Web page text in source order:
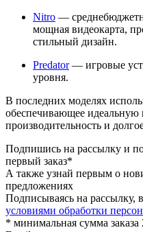
Nitro —
мощная видеокарта,
стильный дизайн.
Predator— игровые
уровня.
В последних моделях
обеспечивающее идеальную
производительность и
Подпишись на рассылку и
первый заказ*
А также узнай первым о
предложениях
Подписываясь на рассылку,
условиями обработки
* минимальная сумма заказа